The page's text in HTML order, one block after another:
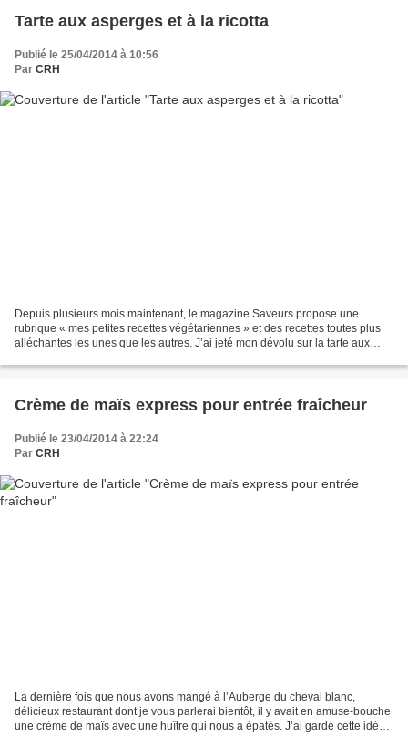
Tarte aux asperges et à la ricotta
Publié le 25/04/2014 à 10:56
Par CRH
Depuis plusieurs mois maintenant, le magazine Saveurs propose une
rubrique « mes petites recettes végétariennes » et des recettes toutes plus
alléchantes les unes que les autres. J’ai jeté mon dévolu sur la tarte aux
Crème de maïs express pour entrée fraîcheur
Publié le 23/04/2014 à 22:24
Par CRH
La dernière fois que nous avons mangé à l’Auberge du cheval blanc,
délicieux restaurant dont je vous parlerai bientôt, il y avait en amuse-bouche
une crème de maïs avec une huître qui nous a épatés. J’ai gardé cette idée